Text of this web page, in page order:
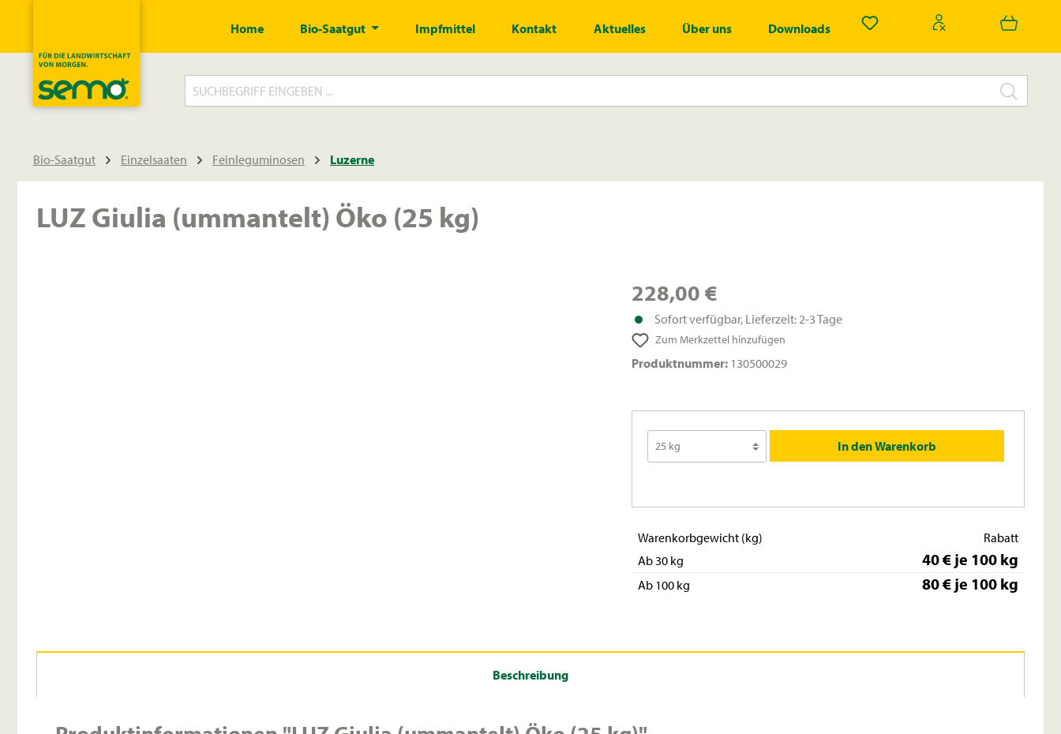
Du hast 0 Produkte auf dem
Home Bio-Saatgut Impfmittel Kontakt Aktuelles Über uns Downloads
Bio-Saatgut Einzelsaaten Feinleguminosen Luzerne
LUZ Giulia (ummantelt) Öko (25 kg)
228,00 €
Sofort verfügbar, Lieferzeit: 2-3 Tage
Zum Merkzettel hinzufügen
Produktnummer: 130500029
In den Warenkorb
Warenkorbgewicht (kg)
Rabatt
Ab 30 kg
40 € je 100 kg
Ab 100 kg 80 € je 100 kg
Beschreibung